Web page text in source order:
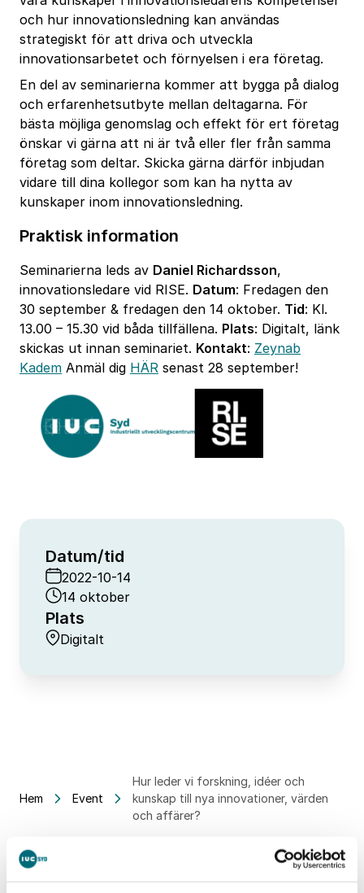
och hur innovationsledning kan användas
strategiskt för att driva och utveckla
innovationsarbetet och förnyelsen i era företag.
En del av seminarierna kommer att bygga på dialog
och erfarenhetsutbyte mellan deltagarna. För
bästa möjliga genomslag och effekt för ert företag
önskar vi gärna att ni är två eller fler från samma
företag som deltar. Skicka gärna därför inbjudan
vidare till dina kollegor som kan ha nytta av
kunskaper inom innovationsledning.
Praktisk information
Seminarierna leds av Daniel Richardsson,
innovationsledare vid RISE. Datum: Fredagen den
30 september & fredagen den 14 oktober. Tid: Kl.
13.00 – 15.30 vid båda tillfällena. Plats: Digitalt, länk
skickas ut innan seminariet. Kontakt: Zeynab
Kadem Anmäl dig HÄR senast 28 september!
Datum/tid
2022-10-14
14 oktober
Plats
Digitalt
Hem Event
Hur leder vi forskning, idéer och
kunskap till nya innovationer, värden
och affärer?